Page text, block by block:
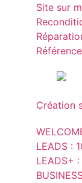
Site sur
Création
LEADS :
LEADS+